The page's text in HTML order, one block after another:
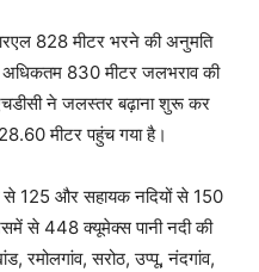
828 मीटर भरने की अनुमति
830 मीटर जलभराव की
ने जलस्तर बढ़ाना शुरू कर
मीटर पहुंच गया है।
से 125 और सहायक नदियों से 150
से 448 क्यूमेक्स पानी नदी की
रमोलगांव, सरोठ, उप्पू, नंदगांव,